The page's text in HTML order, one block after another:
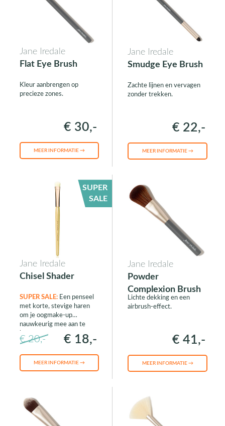
Jane Iredale
Flat Eye Brush
Kleur aanbrengen op
precieze zones.
€ 30,-
MEER INFORMATIE →
Jane Iredale
Smudge Eye Brush
Zachte lijnen en vervagen
zonder trekken.
€ 22,-
MEER INFORMATIE →
SUPER
SALE
Jane Iredale
Chisel Shader
SUPER SALE: Een penseel
met korte, stevige haren
om je oogmake-up
nauwkeurig mee aan te
€ 20,- € 18,-
MEER INFORMATIE →
Jane Iredale
Powder
Complexion Brush
Lichte dekking en een
airbrush-effect.
€ 41,-
MEER INFORMATIE →